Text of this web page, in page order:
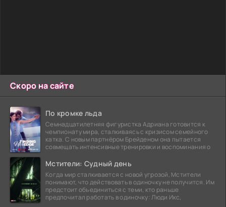
Скоро на сайте
По кромке льда
Семнадцатилетняя фигуристка Адриана готовится к
чемпионату мира, сталкиваясь с кризисом семейного
катка. С новым партнёром Брейденом она пытается
совмещать интенсивные тренировки и воспоминания о
Мстители: Судный день
Когда мир сталкивается с новой угрозой, Мстители
понимают, что действовать в одиночку не получится. Им
предстоит объединиться с теми, кто раньше
предпочитал работать в одиночку: Люди Икс,